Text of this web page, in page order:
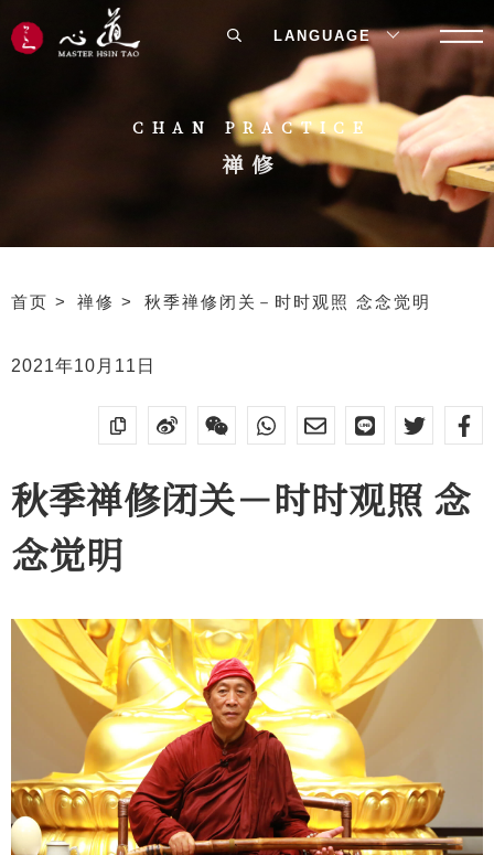
CHAN PRACTICE
禅修
首页 禅修 秋季禅修闭关－时时观照 念念觉明
2021年10月11日
秋季禅修闭关－时时观照 念
念觉明
LANGUAGE